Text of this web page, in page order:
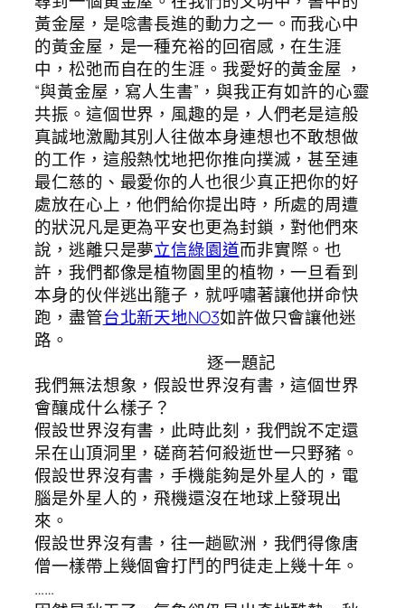
黃金屋，是唸書長進的動力之一。而我心中
的黃金屋，是一種充裕的回宿感，在生涯
中，松弛而自在的生涯。我愛好的黃金屋 ，
“與黃金屋，寫人生書”，與我正有如許的心靈
共振。這個世界，風趣的是，人們老是這般
真誠地激勵其別人往做本身連想也不敢想做
的工作，這般熱忱地把你推向撲滅，甚至連
最仁慈的、最愛你的人也很少真正把你的好
處放在心上，他們給你提出時，所處的周遭
的狀況凡是更為平安也更為封鎖，對他們來
說，逃離只是夢立信綠園道而非實際。也
許，我們都像是植物園里的植物，一旦看到
本身的伙伴逃出籠子，就呼嘯著讓他拼命快
跑，盡管台北新天地NO3如許做只會讓他迷
路。
逐一題記
我們無法想象，假設世界沒有書，這個世界
會釀成什么樣子？
假設世界沒有書，此時此刻，我們說不定還
呆在山頂洞里，磋商若何殺逝世一只野豬。
假設世界沒有書，手機能夠是外星人的，電
腦是外星人的，飛機還沒在地球上發現出
來。
假設世界沒有書，往一趟歐洲，我們得像唐
僧一樣帶上幾個會打鬥的門徒走上幾十年。
……